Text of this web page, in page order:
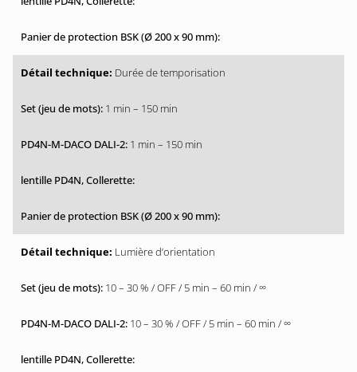
Durée de temporisation
1 min – 150 min
1 min – 150 min
Lumière d’orientation
10 – 30 % / OFF / 5 min – 60 min / ∞
10 – 30 % / OFF / 5 min – 60 min / ∞